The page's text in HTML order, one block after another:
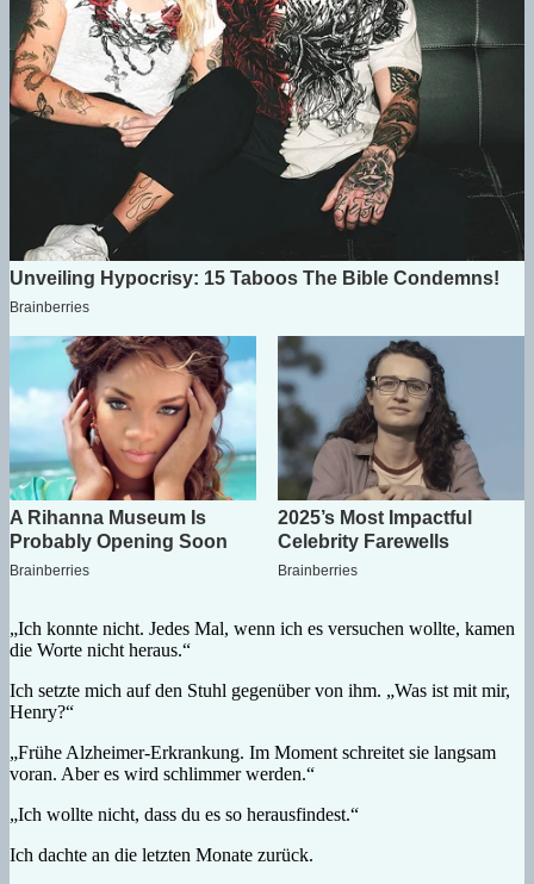
„Ich konnte nicht. Jedes Mal, wenn ich es versuchen wollte, kamen
die Worte nicht heraus.“
Ich setzte mich auf den Stuhl gegenüber von ihm. „Was ist mit mir,
Henry?“
„Frühe Alzheimer-Erkrankung. Im Moment schreitet sie langsam
voran. Aber es wird schlimmer werden.“
„Ich wollte nicht, dass du es so herausfindest.“
Ich dachte an die letzten Monate zurück.